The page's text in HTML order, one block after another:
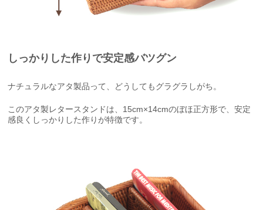
しっかりした作りで安定感バツグン
ナチュラルなアタ製品って、どうしてもグラグラしがち。
このアタ製レタースタンドは、15cm×14cmのぼほ正方形で、安定
感良くしっかりした作りが特徴です。